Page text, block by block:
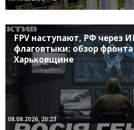
FPV наступают, РФ через
флаговтыки: обзор фронта
Харьковщине
08.08.2026, 20:23